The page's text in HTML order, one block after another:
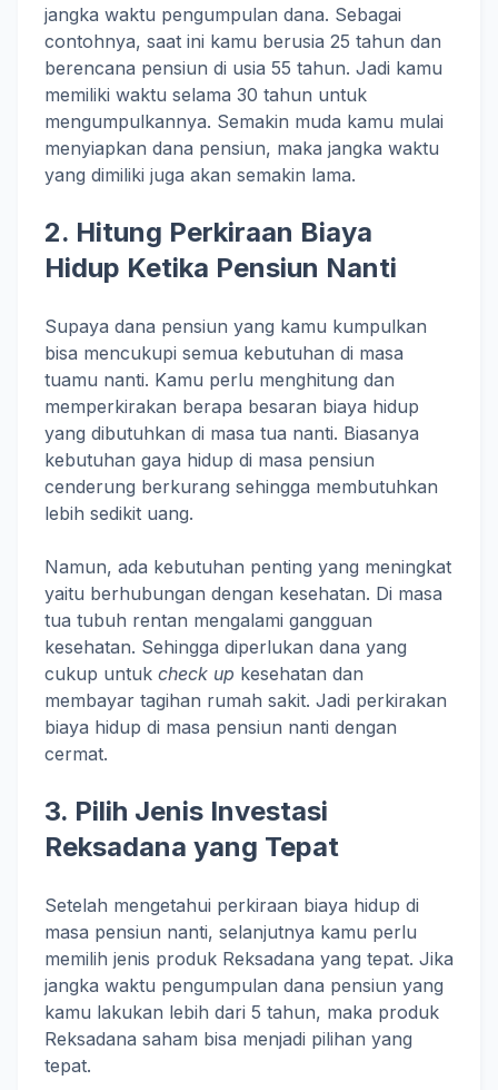
jangka waktu pengumpulan dana. Sebagai
contohnya, saat ini kamu berusia 25 tahun dan
berencana pensiun di usia 55 tahun. Jadi kamu
memiliki waktu selama 30 tahun untuk
mengumpulkannya. Semakin muda kamu mulai
menyiapkan dana pensiun, maka jangka waktu
yang dimiliki juga akan semakin lama.
2. Hitung Perkiraan Biaya
Hidup Ketika Pensiun Nanti
Supaya dana pensiun yang kamu kumpulkan
bisa mencukupi semua kebutuhan di masa
tuamu nanti. Kamu perlu menghitung dan
memperkirakan berapa besaran biaya hidup
yang dibutuhkan di masa tua nanti. Biasanya
kebutuhan gaya hidup di masa pensiun
cenderung berkurang sehingga membutuhkan
lebih sedikit uang.
Namun, ada kebutuhan penting yang meningkat
yaitu berhubungan dengan kesehatan. Di masa
tua tubuh rentan mengalami gangguan
kesehatan. Sehingga diperlukan dana yang
cukup untuk check up kesehatan dan
membayar tagihan rumah sakit. Jadi perkirakan
biaya hidup di masa pensiun nanti dengan
cermat.
3. Pilih Jenis Investasi
Reksadana yang Tepat
Setelah mengetahui perkiraan biaya hidup di
masa pensiun nanti, selanjutnya kamu perlu
memilih jenis produk Reksadana yang tepat. Jika
jangka waktu pengumpulan dana pensiun yang
kamu lakukan lebih dari 5 tahun, maka produk
Reksadana saham bisa menjadi pilihan yang
tepat.